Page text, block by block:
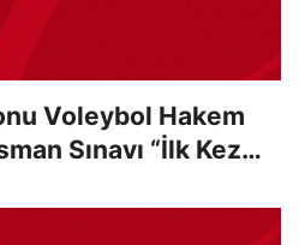
Voleybol Hakem
Sınavı “İlk Kez”